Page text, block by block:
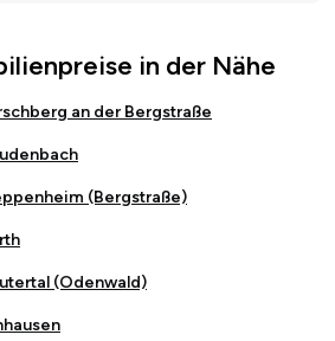
in der Nähe
an der Bergstraße
(Bergstraße)
(Odenwald)